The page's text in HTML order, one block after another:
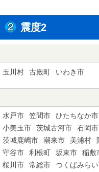
震度2
玉川村 古殿町 いわき市
水戸市 笠間市 ひたちなか市
小美玉市
茨城古河市 石岡市
茨城鹿嶋市
潮来市 美浦村
守谷市
利根町 坂東市 稲敷
桜川市
常総市 つくばみら